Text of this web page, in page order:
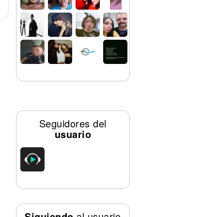
Seguidores del
usuario